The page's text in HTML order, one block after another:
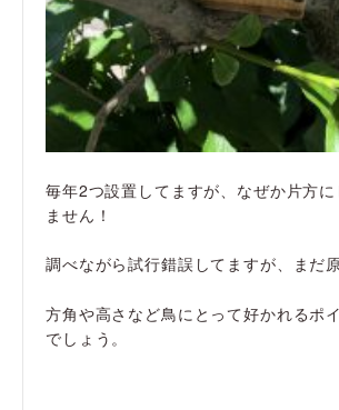
毎年2つ設置してますが、なぜか片方
ません！
調べながら試行錯誤してますが、まだ
方角や高さなど鳥にとって好かれるポ
でしょう。